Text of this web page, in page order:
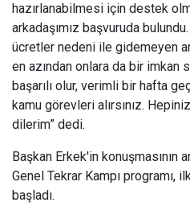
hazırlanabilmesi için destek
arkadaşımız başvuruda
ücretler nedeni ile gidemeyen
en azından onlara da bir imkan
başarılı olur, verimli bir hafta
kamu görevleri alırsınız.
dilerim” dedi.
Başkan Erkek'in konuşmasının
Genel Tekrar Kampı programı,
başladı.